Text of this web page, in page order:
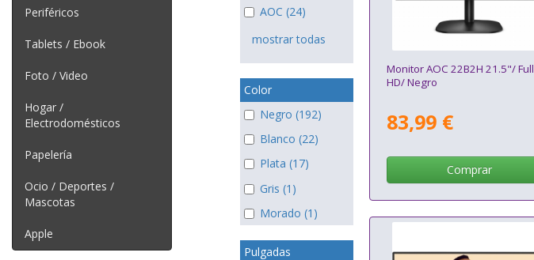
Periféricos
Tablets / Ebook
Foto / Video
Hogar /
Electrodomésticos
Papelería
Ocio / Deportes /
Mascotas
Apple
AOC (24)
mostrar todas
Color
Negro (192)
Blanco (22)
Plata (17)
Gris (1)
Morado (1)
Pulgadas
Monitor AOC 22B2H 21.5"/ Full
HD/ Negro
83,99 €
Comprar